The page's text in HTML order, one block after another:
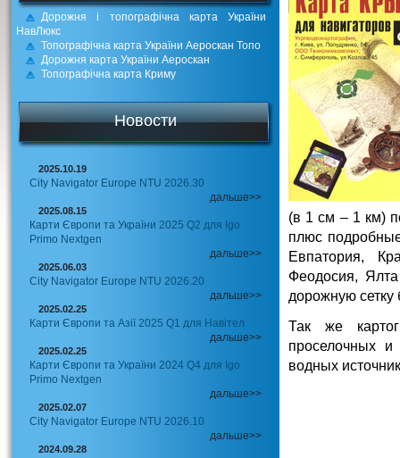
Дорожня і топографічна карта України
НавЛюкс
Топографічна карта України Аероскан Топо
Дорожня карта України Аероскан
Топографічна карта Криму
Новости
2025.10.19
City Navigator Europe NTU 2026.30
дальше>>
2025.08.15
Карти Європи та України 2025 Q2 для Igo
Primo Nextgen
дальше>>
2025.06.03
City Navigator Europe NTU 2026.20
дальше>>
2025.02.25
Карти Європи та Азії 2025 Q1 для Навітел
дальше>>
2025.02.25
Карти Європи та України 2024 Q4 для Igo
Primo Nextgen
дальше>>
2025.02.07
City Navigator Europe NTU 2026.10
дальше>>
2024.09.28
(в 1 см – 1 км)
плюс
Евпатория,
Феодосия,
дорожную сетку
Так же
проселочных и
водных